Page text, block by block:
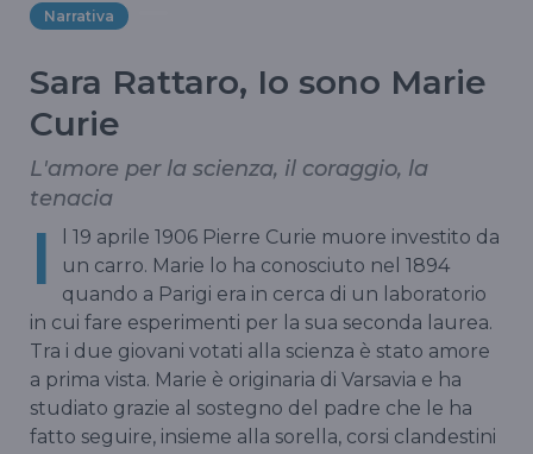
Narrativa
Sara Rattaro, Io sono Marie
Curie
L'amore per la scienza, il coraggio, la
tenacia
I
l 19 aprile 1906 Pierre Curie muore investito da
un carro. Marie lo ha conosciuto nel 1894
quando a Parigi era in cerca di un laboratorio
in cui fare esperimenti per la sua seconda laurea.
Tra i due giovani votati alla scienza è stato amore
a prima vista. Marie è originaria di Varsavia e ha
studiato grazie al sostegno del padre che le ha
fatto seguire, insieme alla sorella, corsi clandestini